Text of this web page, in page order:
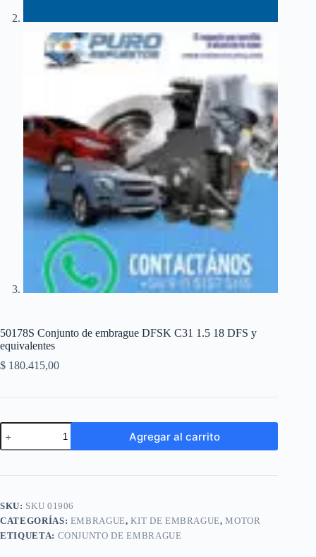
50178S Conjunto de embrague DFSK C31 1.5 18 DFS y
equivalentes
$ 180.415,00
50178S
Conjunto
de
DFSK
18
DFS
y
Agregar al carrito
r
n
a
SKU: SKU 01906
CATEGORÍAS: EMBRAGUE,KIT DE EMBRAGUE,MOTOR
ETIQUETA: CONJUNTO DE EMBRAGUE